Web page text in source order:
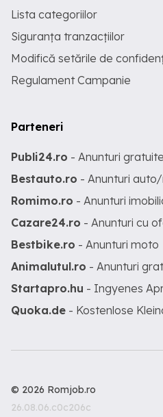
Lista categoriilor
Siguranța tranzacțiilor
Modifică setările de
Regulament Campanie
Parteneri
Publi24.ro - Anunturi gratuite
Bestauto.ro - Anunturi
Romimo.ro - Anunturi
Cazare24.ro - Anunturi cu
Bestbike.ro - Anunturi moto
Animalutul.ro - Anunturi
Startapro.hu - Ingyenes
Quoka.de - Kostenlose
© 2026 Romjob.ro
26.08.06.c0c206c